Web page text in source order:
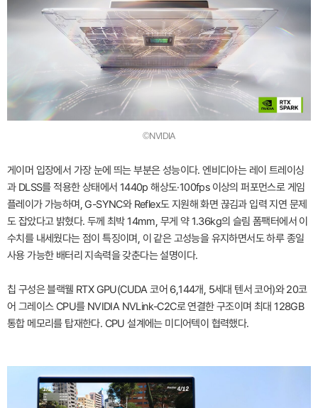
©NVIDIA
게이머 입장에서 가장 눈에 띄는 부분은 성능이다. 엔비디아는 레이 트레이싱
과 DLSS를 적용한 상태에서 1440p 해상도·100fps 이상의 퍼포먼스로 게임
플레이가 가능하며, G-SYNC와 Reflex도 지원해 화면 끊김과 입력 지연 문제
도 잡았다고 밝혔다. 두께 최박 14mm, 무게 약 1.36kg의 슬림 폼팩터에서 이
수치를 내세웠다는 점이 특징이며, 이 같은 고성능을 유지하면서도 하루 종일
사용 가능한 배터리 지속력을 갖춘다는 설명이다.
칩 구성은 블랙웰 RTX GPU(CUDA 코어 6,144개, 5세대 텐서 코어)와 20코
어 그레이스 CPU를 NVIDIA NVLink-C2C로 연결한 구조이며 최대 128GB
통합 메모리를 탑재한다. CPU 설계에는 미디어텍이 협력했다.